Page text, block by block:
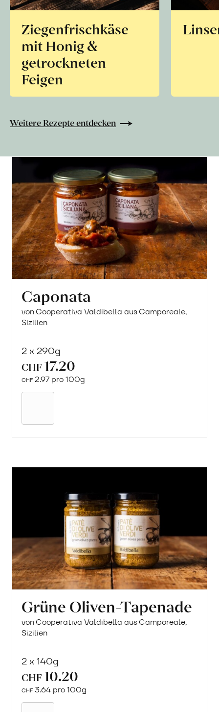
Ziegenfrischkäse
mit Honig &
getrockneten
Feigen
Weitere Rezepte entdecken
Caponata
von Cooperativa Valdibella aus Camporeale,
Sizilien
2 x 290g
CHF 17.20
CHF 2.97 pro 100g
Grüne Oliven-Tapenade
von Cooperativa Valdibella aus Camporeale,
Sizilien
2 x 140g
CHF 10.20
CHF 3.64 pro 100g